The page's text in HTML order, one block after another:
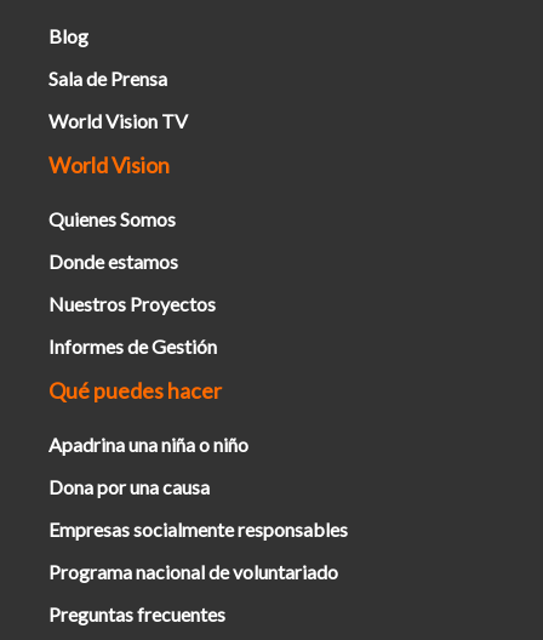
Blog
Sala de Prensa
World Vision TV
World Vision
Quienes Somos
Donde estamos
Nuestros Proyectos
Informes de Gestión
Qué puedes hacer
Apadrina una niña o niño
Dona por una causa
Empresas socialmente responsables
Programa nacional de voluntariado
Preguntas frecuentes